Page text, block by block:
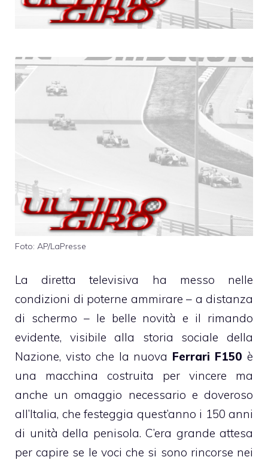
Foto: AP/LaPresse
La diretta televisiva ha messo nelle
condizioni di poterne ammirare – a distanza
di schermo – le belle novità e il rimando
evidente, visibile alla storia sociale della
Nazione, visto che la nuova Ferrari F150è
una macchina costruita per vincere ma
anche un omaggio necessario e doveroso
all’Italia, che festeggia quest’anno i 150 anni
di unità della penisola. C’era grande attesa
per capire se le voci che si sono rincorse nei